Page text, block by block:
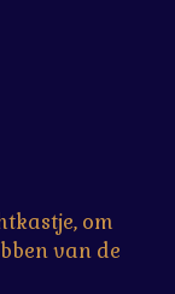
om
van de